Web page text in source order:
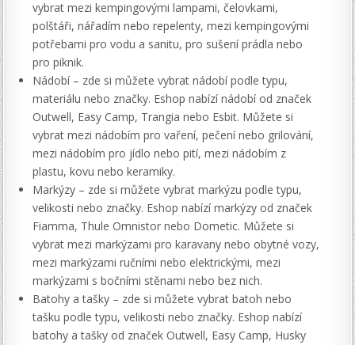
vybrat mezi kempingovými lampami, čelovkami,
polštáři, nářadím nebo repelenty, mezi kempingovými
potřebami pro vodu a sanitu, pro sušení prádla nebo
pro piknik.
Nádobí – zde si můžete vybrat nádobí podle typu,
materiálu nebo značky. Eshop nabízí nádobí od značek
Outwell, Easy Camp, Trangia nebo Esbit. Můžete si
vybrat mezi nádobím pro vaření, pečení nebo grilování,
mezi nádobím pro jídlo nebo pití, mezi nádobím z
plastu, kovu nebo keramiky.
Markýzy – zde si můžete vybrat markýzu podle typu,
velikosti nebo značky. Eshop nabízí markýzy od značek
Fiamma, Thule Omnistor nebo Dometic. Můžete si
vybrat mezi markýzami pro karavany nebo obytné vozy,
mezi markýzami ručními nebo elektrickými, mezi
markýzami s bočními stěnami nebo bez nich.
Batohy a tašky – zde si můžete vybrat batoh nebo
tašku podle typu, velikosti nebo značky. Eshop nabízí
batohy a tašky od značek Outwell, Easy Camp, Husky